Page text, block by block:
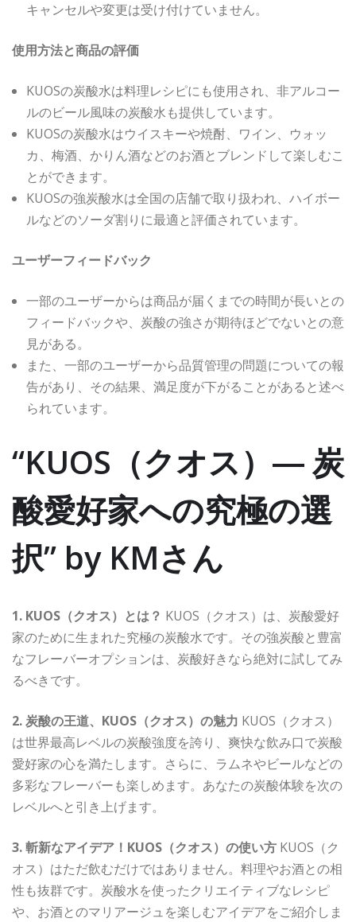
キャンセルや変更は受け付けていません。
使用方法と商品の評価
KUOSの炭酸水は料理レシピにも使用され、非アルコー
ルのビール風味の炭酸水も提供しています。
KUOSの炭酸水はウイスキーや焼酎、ワイン、ウォッ
カ、梅酒、かりん酒などのお酒とブレンドして楽しむこ
とができます。
KUOSの強炭酸水は全国の店舗で取り扱われ、ハイボー
ルなどのソーダ割りに最適と評価されています。
ユーザーフィードバック
一部のユーザーからは商品が届くまでの時間が長いとの
フィードバックや、炭酸の強さが期待ほどでないとの意
見がある。
また、一部のユーザーから品質管理の問題についての報
告があり、その結果、満足度が下がることがあると述べ
られています。
“KUOS（クオス）― 炭
酸愛好家への究極の選
択” by KMさん
1. KUOS（クオス）とは？ KUOS（クオス）は、炭酸愛好
家のために生まれた究極の炭酸水です。その強炭酸と豊富
なフレーバーオプションは、炭酸好きなら絶対に試してみ
るべきです。
2. 炭酸の王道、KUOS（クオス）の魅力 KUOS（クオス）
は世界最高レベルの炭酸強度を誇り、爽快な飲み口で炭酸
愛好家の心を満たします。さらに、ラムネやビールなどの
多彩なフレーバーも楽しめます。あなたの炭酸体験を次の
レベルへと引き上げます。
3. 斬新なアイデア！KUOS（クオス）の使い方 KUOS（ク
オス）はただ飲むだけではありません。料理やお酒との相
性も抜群です。炭酸水を使ったクリエイティブなレシピ
や、お酒とのマリアージュを楽しむアイデアをご紹介しま